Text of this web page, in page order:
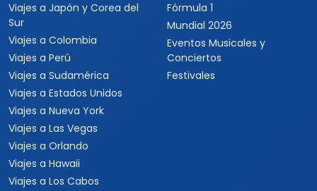
Viajes a Japón y Corea del
Sur
Viajes a Colombia
Viajes a Perú
Viajes a Sudamérica
Viajes a Estados Unidos
Viajes a Nueva York
Viajes a Las Vegas
Viajes a Orlando
Viajes a Hawaii
Viajes a Los Cabos
Fórmula 1
Mundial 2026
Eventos Musicales y
Conciertos
Festivales